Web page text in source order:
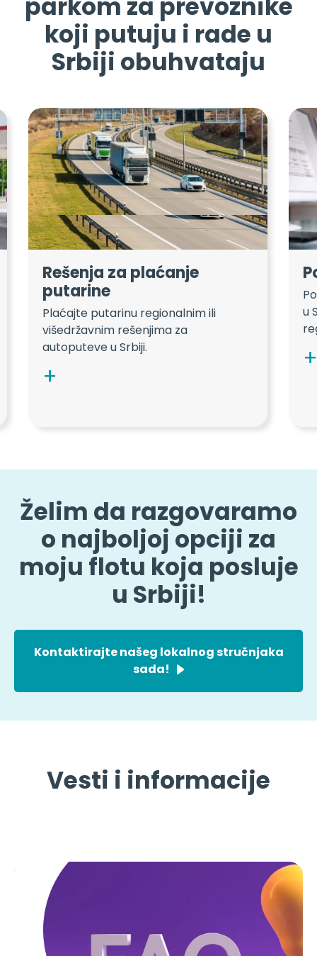
parkom za prevoznike
koji putuju i rade u
Srbiji obuhvataju
Rešenja za plaćanje
putarine
Plaćajte putarinu regionalnim ili
višedržavnim rešenjima za
autoputeve u Srbiji.
u
Želim da razgovaramo
o najboljoj opciji za
moju flotu koja posluje
u Srbiji!
Kontaktirajte našeg lokalnog stručnjaka
sada!
Vesti i informacije